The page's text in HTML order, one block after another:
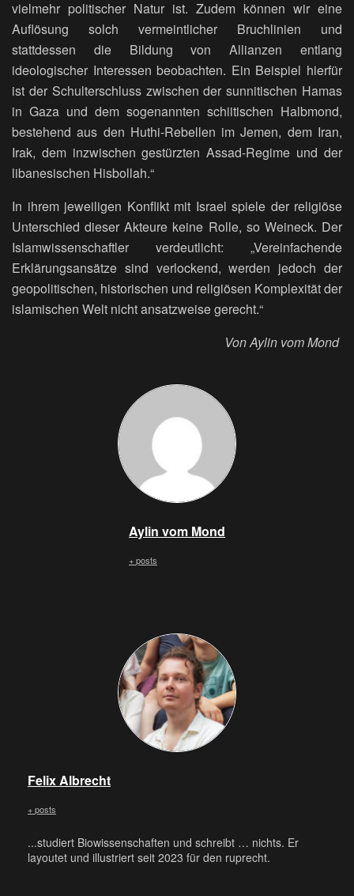
vielmehr politischer Natur ist. Zudem können wir eine
Auflösung solch vermeintlicher Bruchlinien und
stattdessen die Bildung von Allianzen entlang
ideologischer Interessen beobachten. Ein Beispiel hierfür
ist der Schulterschluss zwischen der sunnitischen Hamas
in Gaza und dem sogenannten schiitischen Halbmond,
bestehend aus den Huthi-Rebellen im Jemen, dem Iran,
Irak, dem inzwischen gestürzten Assad-Regime und der
libanesischen Hisbollah.“
In ihrem jeweiligen Konflikt mit Israel spiele der religiöse
Unterschied dieser Akteure keine Rolle, so Weineck. Der
Islamwissenschaftler verdeutlicht: „Vereinfachende
Erklärungsansätze sind verlockend, werden jedoch der
geopolitischen, historischen und religiösen Komplexität der
islamischen Welt nicht ansatzweise gerecht.“
Von Aylin vom Mond
Aylin vom Mond
+ posts
Felix Albrecht
+ posts
...studiert Biowissenschaften und schreibt … nichts. Er
layoutet und illustriert seit 2023 für den ruprecht.